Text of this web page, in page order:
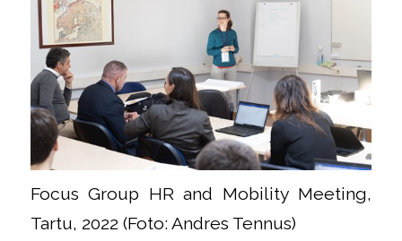
Focus Group HR and Mobility Meeting,
Tartu, 2022 (Foto: Andres Tennus)